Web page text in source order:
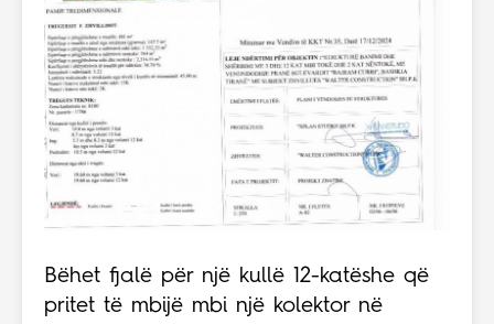
Bëhet fjalë për një kullë 12-katëshe që
pritet të mbijë mbi një kolektor në